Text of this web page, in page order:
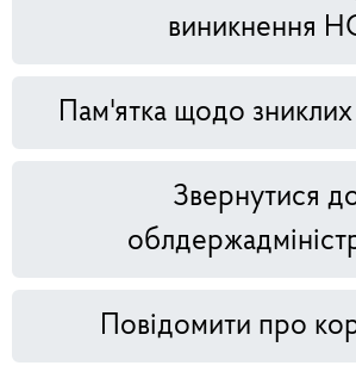
виникнення
Пам'ятка щодо зниклих
Звернутися
Повідомити про